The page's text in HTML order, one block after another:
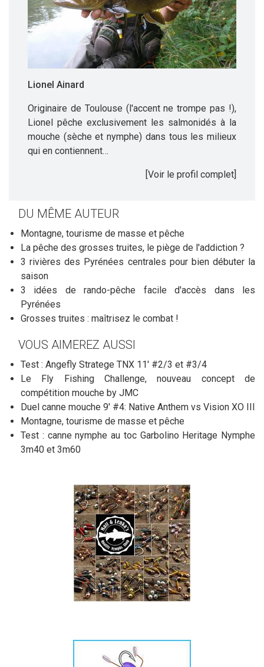
Lionel Ainard
Originaire de Toulouse (l'accent ne trompe pas !),
Lionel pêche exclusivement les salmonidés à la
mouche (sèche et nymphe) dans tous les milieux
qui en contiennent…
[Voir le profil complet]
DU MÊME AUTEUR
Montagne, tourisme de masse et pêche
La pêche des grosses truites, le piège de l'addiction ?
3 rivières des Pyrénées centrales pour bien débuter la
saison
3 idées de rando-pêche facile d'accès dans les
Pyrénées
Grosses truites : maîtrisez le combat !
VOUS AIMEREZ AUSSI
Test : Angefly Stratege TNX 11' #2/3 et #3/4
Le Fly Fishing Challenge, nouveau concept de
compétition mouche by JMC
Duel canne mouche 9' #4: Native Anthem vs Vision XO III
Montagne, tourisme de masse et pêche
Test : canne nymphe au toc Garbolino Heritage Nymphe
3m40 et 3m60